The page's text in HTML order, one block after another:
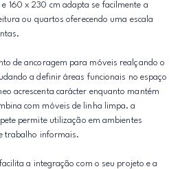
160 x 230 cm adapta se facilmente a
ou quartos oferecendo uma escala
de ancoragem para móveis realçando o
a definir áreas funcionais no espaço
acrescenta carácter enquanto mantém
com móveis de linha limpa. a
permite utilização em ambientes
trabalho informais.
a integração com o seu projeto e a